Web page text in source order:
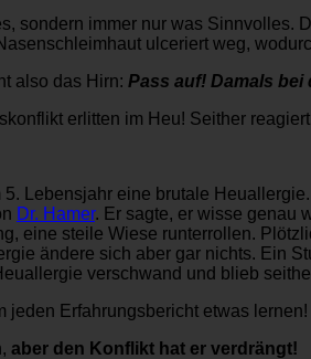
sondern immer nur was Sinnvolles.
ulceriert weg,
also das Hirn: Pass auf! Damals
erlitten im Heu! Seither
Lebensjahr eine brutale
Dr. Hamer. Er sagte, er wisse genau
eine steile Wiese runterrollen.
ändere sich aber gar nichts. Ein
verschwand und blieb
jeden Erfahrungsbericht etwas lernen!
aber den Konflikt hat er verdrängt!